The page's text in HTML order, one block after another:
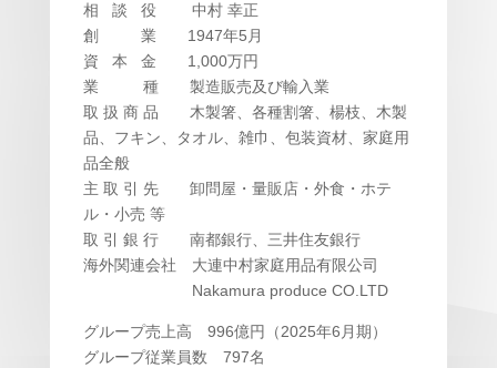
相 談 役 中村 幸正
創 業 1947年5月
資 本 金 1,000万円
業 種 製造販売及び輸入業
取 扱 商 品 木製箸、各種割箸、楊枝、木製
品、フキン、タオル、雑巾、包装資材、家庭用
品全般
主 取 引 先 卸問屋・量販店・外食・ホテ
ル・小売 等
取 引 銀 行 南都銀行、三井住友銀行
海外関連会社 大連中村家庭用品有限公司
Nakamura produce CO.LTD
グループ売上高 996億円（2025年6月期）
グループ従業員数 797名